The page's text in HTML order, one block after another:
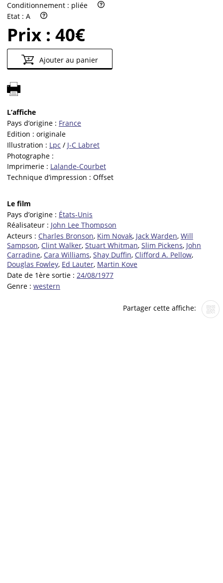
Conditionnement : pliée
Etat : A
Prix : 40€
Ajouter au panier
L’affiche
Pays d’origine : France
Edition : originale
Illustration : Lpc / J-C Labret
Photographe :
Imprimerie : Lalande-Courbet
Technique d’impression : Offset
Le film
Pays d’origine : États-Unis
Réalisateur : John Lee Thompson
Acteurs : Charles Bronson, Kim Novak, Jack Warden, Will
Sampson, Clint Walker, Stuart Whitman, Slim Pickens, John
Carradine, Cara Williams, Shay Duffin, Clifford A. Pellow,
Douglas Fowley, Ed Lauter, Martin Kove
Date de 1ère sortie : 24/08/1977
Genre : western
Partager cette affiche: